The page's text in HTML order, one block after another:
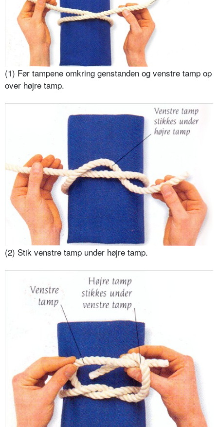
(1) Før tampene omkring genstanden og venstre tamp op
over højre tamp.
(2) Stik venstre tamp under højre tamp.